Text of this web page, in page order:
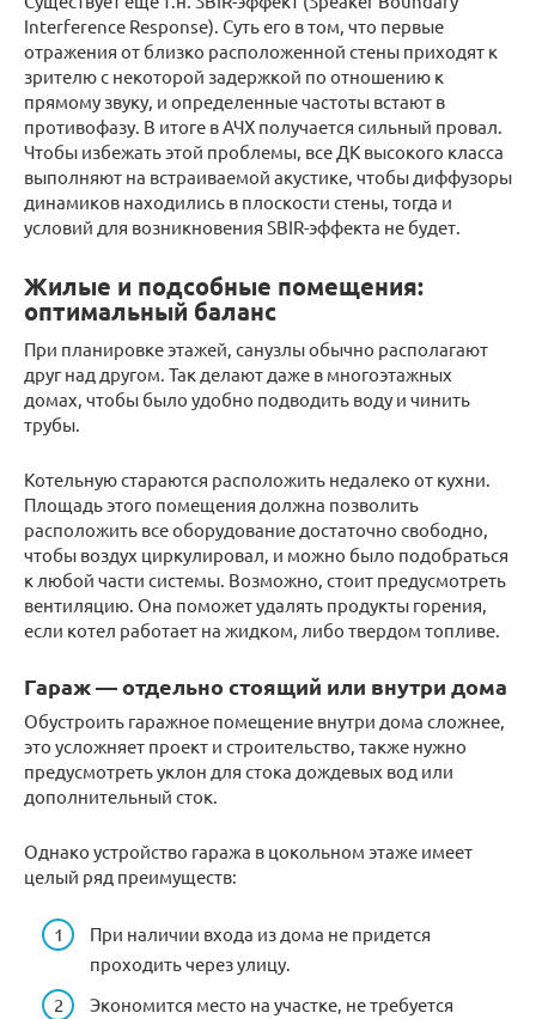
Interference Response). Суть его в том, что первые
отражения от близко расположенной стены приходят к
зрителю с некоторой задержкой по отношению к
прямому звуку, и определенные частоты встают в
противофазу. В итоге в АЧХ получается сильный провал.
Чтобы избежать этой проблемы, все ДК высокого класса
выполняют на встраиваемой акустике, чтобы диффузоры
динамиков находились в плоскости стены, тогда и
условий для возникновения SBIR-эффекта не будет.
Жилые и подсобные помещения:
оптимальный баланс
При планировке этажей, санузлы обычно располагают
друг над другом. Так делают даже в многоэтажных
домах, чтобы было удобно подводить воду и чинить
трубы.
Котельную стараются расположить недалеко от кухни.
Площадь этого помещения должна позволить
расположить все оборудование достаточно свободно,
чтобы воздух циркулировал, и можно было подобраться
к любой части системы. Возможно, стоит предусмотреть
вентиляцию. Она поможет удалять продукты горения,
если котел работает на жидком, либо твердом топливе.
Гараж — отдельно стоящий или внутри дома
Обустроить гаражное помещение внутри дома сложнее,
это усложняет проект и строительство, также нужно
предусмотреть уклон для стока дождевых вод или
дополнительный сток.
Однако устройство гаража в цокольном этаже имеет
целый ряд преимуществ:
При наличии входа из дома не придется
проходить через улицу.
Экономится место на участке, не требуется